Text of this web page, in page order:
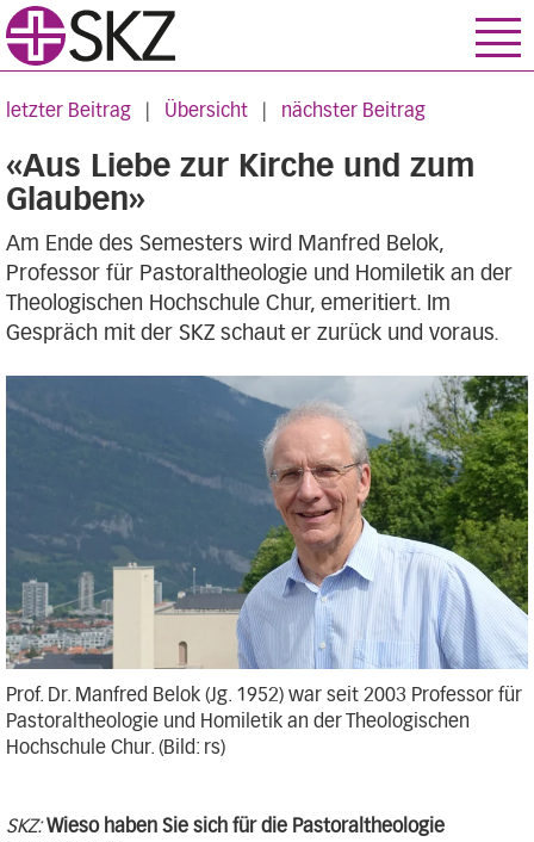
letzter Beitrag Übersicht nächster Beitrag
«Aus Liebe zur Kirche und zum
Glauben»
Am Ende des Semesters wird Manfred Belok,
Professor für Pastoraltheologie und Homiletik an der
Theologischen Hochschule Chur, emeritiert. Im
Gespräch mit der SKZ schaut er zurück und voraus.
Prof. Dr. Manfred Belok (Jg. 1952) war seit 2003 Professor für
Pastoraltheologie und Homiletik an der Theologischen
Hochschule Chur. (Bild: rs)
SKZ:Wieso haben Sie sich für die Pastoraltheologie